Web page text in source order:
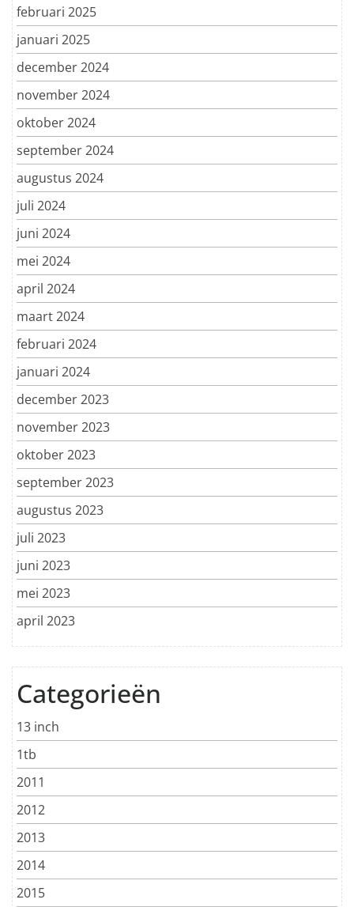
februari 2025
januari 2025
december 2024
november 2024
oktober 2024
september 2024
augustus 2024
juli 2024
juni 2024
mei 2024
april 2024
maart 2024
februari 2024
januari 2024
december 2023
november 2023
oktober 2023
september 2023
augustus 2023
juli 2023
juni 2023
mei 2023
april 2023
Categorieën
13 inch
1tb
2011
2012
2013
2014
2015